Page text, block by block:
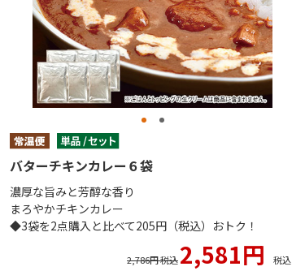
バターチキンカレー６袋
濃厚な旨みと芳醇な香り
まろやかチキンカレー
◆3袋を2点購入と比べて205円（税込）おトク！
2,786円 税込2,581円 税込